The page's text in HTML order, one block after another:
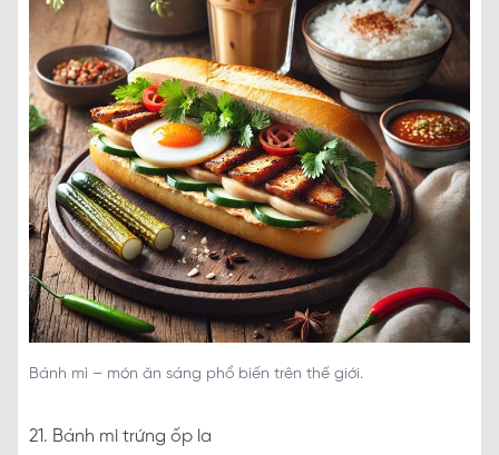
Bánh mì – món ăn sáng phổ biến trên thế giới.
21. Bánh mì trứng ốp la